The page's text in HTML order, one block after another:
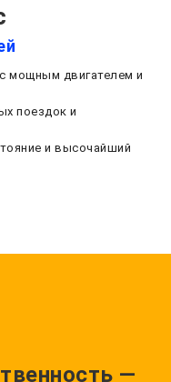
мощным двигателем и
поездок и
и высочайший
—